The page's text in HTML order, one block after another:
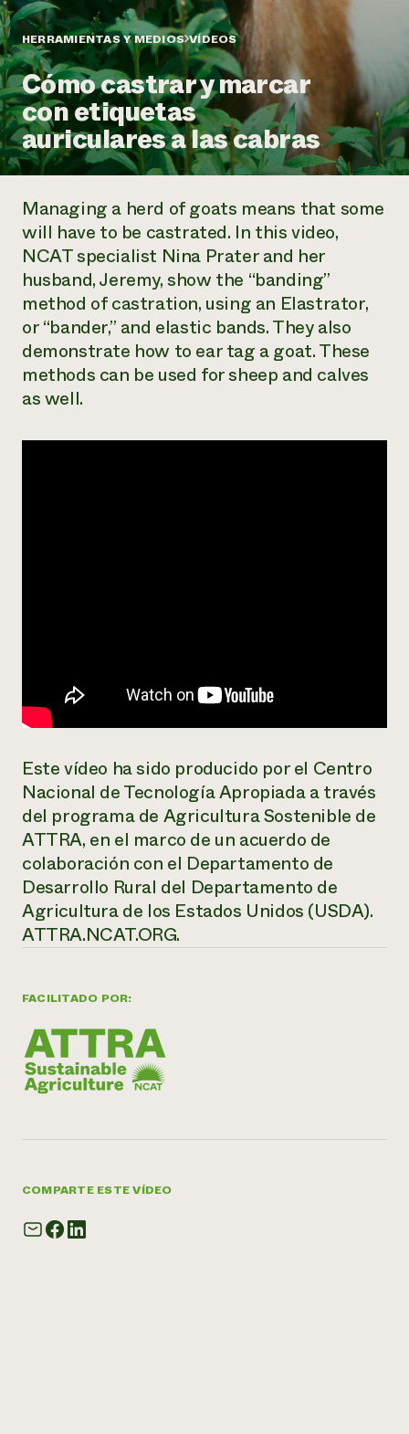
Informes anuales y financieros
Historias de impacto
Informe de
impacto 2024
LEER EL INFORME
Latinos en la agricultura
Sistemas alimentarios locales
Agricultura urbana
Las mujeres en la agricultura
Evento anual de reciclaje de productos electrónicos
Programa de descuentos de NorthWestern Energy
Servicios energéticos comerciales
Servicios energéticos residenciales
LIHEAP
Centro de intercambio de información AgriSolar
Blog
Podcasts
Publicaciones
Cursos cortos
Vídeos
Oportunidades de financiación
Noticias
Internship Hub
Buscar prácticas
Contratar a un becario
Asociaciones empresariales
Donar
Donaciones planificadas
Boletín
Consultas de los medios de comunicación
Todos
contribuyen a la
resiliencia de la
comunidad.
DONAR AHORA
HERRAMIENTAS Y MEDIOS VÍDEOS
Cómo castrar y marcar
con etiquetas
auriculares a las cabras
FACILITADO POR:
COMPARTE ESTE VÍDEO
Managing a herd of goats means that some
will have to be castrated. In this video,
NCAT specialist Nina Prater and her
husband, Jeremy, show the “banding”
method of castration, using an Elastrator,
or “bander,” and elastic bands. They also
demonstrate how to ear tag a goat. These
methods can be used for sheep and calves
as well.
Este vídeo ha sido producido por el Centro
Nacional de Tecnología Apropiada a través
del programa de Agricultura Sostenible de
ATTRA, en el marco de un acuerdo de
colaboración con el Departamento de
Desarrollo Rural del Departamento de
Agricultura de los Estados Unidos (USDA).
ATTRA.NCAT.ORG.